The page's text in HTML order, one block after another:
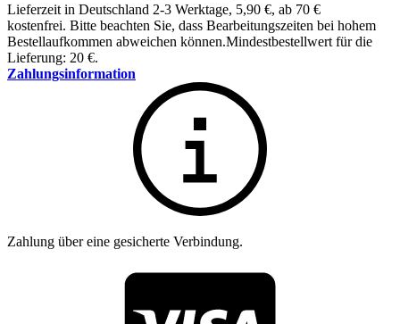
Lieferzeit in Deutschland 2-3 Werktage, 5,90 €, ab 70 €
kostenfrei. Bitte beachten Sie, dass Bearbeitungszeiten bei hohem
Bestellaufkommen abweichen können.Mindestbestellwert für die
Lieferung: 20 €.
Zahlungsinformation
Zahlung über eine gesicherte Verbindung.